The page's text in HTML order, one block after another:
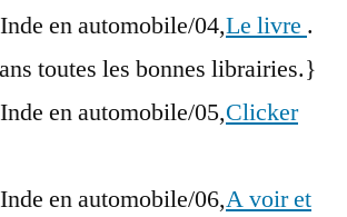
en automobile/04,Le livre .
toutes les bonnes librairies.}
en automobile/05,Clicker
en automobile/06,A voir et